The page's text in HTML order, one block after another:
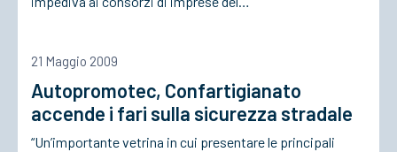
21 Maggio 2009
Autopromotec, Confartigianato
accende i fari sulla sicurezza stradale
“Un’importante vetrina in cui presentare le principali